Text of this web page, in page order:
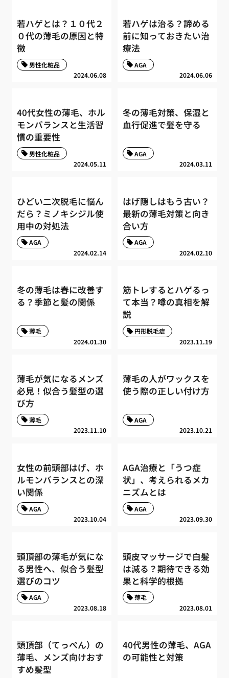
若ハゲとは？１０代２
０代の薄毛の原因と特
徴
2024.06.08
男性化粧品
若ハゲは治る？諦める
前に知っておきたい治
療法
2024.06.06
AGA
40代女性の薄毛、ホル
モンバランスと生活習
慣の重要性
2024.05.11
男性化粧品
冬の薄毛対策、保湿と
血行促進で髪を守る
2024.03.11
AGA
ひどい二次脱毛に悩ん
だら？ミノキシジル使
用中の対処法
2024.02.14
AGA
はげ隠しはもう古い？
最新の薄毛対策と向き
合い方
2024.02.10
AGA
冬の薄毛は春に改善す
る？季節と髪の関係
2024.01.30
薄毛
筋トレするとハゲるっ
て本当？噂の真相を解
説
2023.11.19
円形脱毛症
薄毛が気になるメンズ
必見！似合う髪型の選
び方
2023.11.10
薄毛
薄毛の人がワックスを
使う際の正しい付け方
2023.10.21
AGA
女性の前頭部はげ、ホ
ルモンバランスとの深
い関係
2023.10.04
AGA
AGA治療と「うつ症
状」、考えられるメカ
ニズムとは
2023.09.30
AGA
頭頂部の薄毛が気にな
る男性へ、似合う髪型
選びのコツ
2023.08.18
AGA
頭皮マッサージで白髪
は減る？期待できる効
果と科学的根拠
2023.08.01
薄毛
頭頂部（てっぺん）の
薄毛、メンズ向けおす
すめ髪型
40代男性の薄毛、AGA
の可能性と対策